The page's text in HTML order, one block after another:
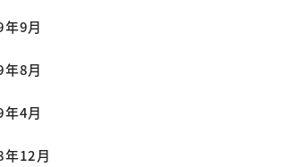
9月
8月
4月
12月